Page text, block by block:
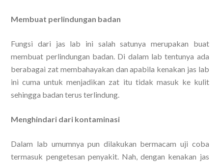
Membuat perlindungan badan
Fungsi dari jas lab ini salah satunya merupakan buat
membuat perlindungan badan. Di dalam lab tentunya ada
berabagai zat membahayakan dan apabila kenakan jas lab
ini cuma untuk menjadikan zat itu tidak masuk ke kulit
sehingga badan terus terlindung.
Menghindari dari kontaminasi
Dalam lab umumnya pun dilakukan bermacam uji coba
termasuk pengetesan penyakit. Nah, dengan kenakan jas